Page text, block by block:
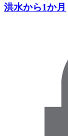
洪水から1か月